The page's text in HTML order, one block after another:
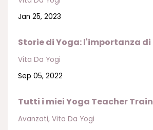
Jan 25, 2023
Storie di Yoga: l'importanza
Vita Da Yogi
Sep 05, 2022
Tutti i miei Yoga Teacher
Avanzati Vita Da Yogi